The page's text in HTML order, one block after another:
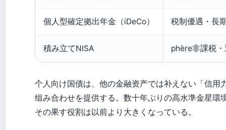
個人型確定拠出年金（iDeCo） 税制優遇・長
積み立てNISA phère非課税
个人向け国債は、他の金融资产では补えない「信
组み合わせを提供する。数十年ぶりの高水準金星環
その果す役割は以前より大きくなっている。